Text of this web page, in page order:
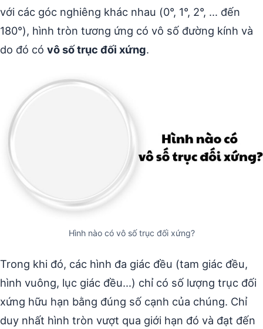
với các góc nghiêng khác nhau (0°, 1°, 2°, … đến
180°), hình tròn tương ứng có vô số đường kính và
do đó có vô số trục đối xứng.
Hình nào có vô số trục đối xứng?
Trong khi đó, các hình đa giác đều (tam giác đều,
hình vuông, lục giác đều…) chỉ có số lượng trục đối
xứng hữu hạn bằng đúng số cạnh của chúng. Chỉ
duy nhất hình tròn vượt qua giới hạn đó và đạt đến